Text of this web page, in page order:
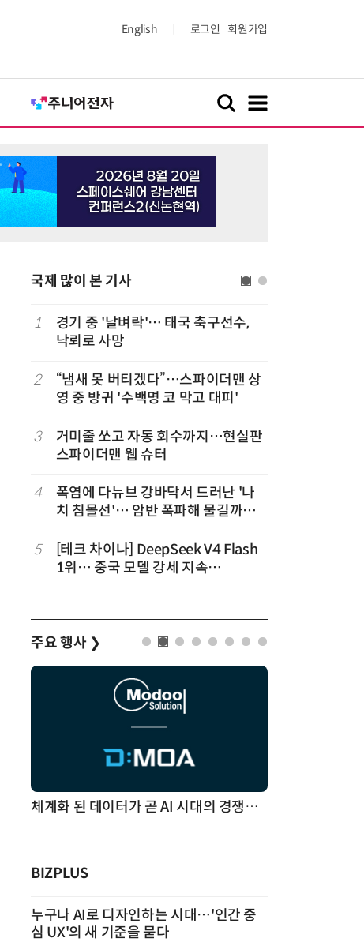
English 로그인 회원가입
국제 많이 본 기사
1
경기 중 '날벼락'… 태국 축구선수,
낙뢰로 사망
2
“냄새 못 버티겠다”…스파이더맨 상
영 중 방귀 '수백명 코 막고 대피'
3
거미줄 쏘고 자동 회수까지…현실판
스파이더맨 웹 슈터
4
폭염에 다뉴브 강바닥서 드러난 '나
치 침몰선'… 암반 폭파해 물길까지
5
[테크 차이나] DeepSeek V4 Flash
1위… 중국 모델 강세 지속
주요 행사 ❯
체계화 된 데이터가 곧 AI 시대의 경쟁력이다
BIZPLUS
누구나 AI로 디자인하는 시대…'인간 중
심 UX'의 새 기준을 묻다